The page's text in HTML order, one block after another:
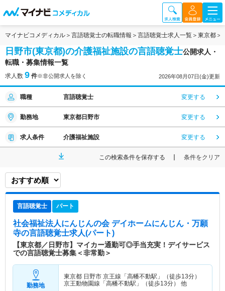
マイナビコメディカル 言語聴覚士の転職情報 言語聴覚士求人一覧 東京都
日野市(東京都)の介護福祉施設の言語聴覚士公開求人・
転職・募集情報一覧
求人数 9 件※非公開求人を除く 2026年08月07日(金)更新
職種 言語聴覚士 変更する
勤務地 東京都日野市 変更する
求人条件 介護福祉施設 変更する
この検索条件を保存する 条件をクリア
言語聴覚士 パート
社会福祉法人にんじんの会 デイホームにんじん・万願
寺の言語聴覚士求人(パート)
【東京都／日野市】マイカー通勤可◎手当充実！デイサービス
での言語聴覚士募集＜非常勤＞
勤務地
東京都 日野市 京王線「高幡不動駅」（徒歩13分）
京王動物園線「高幡不動駅」（徒歩13分） 他